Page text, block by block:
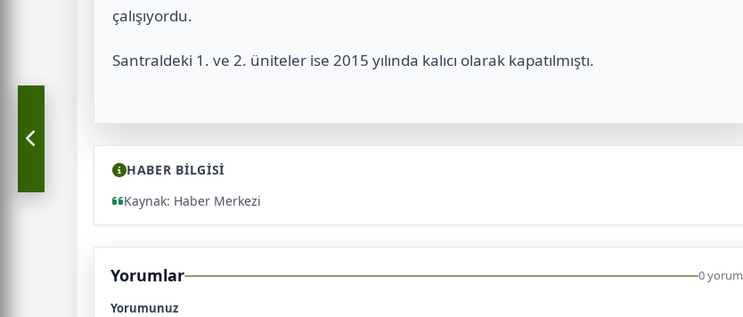
çalışıyordu.
Santraldeki 1. ve 2. üniteler ise 2015 yılında kalıcı olarak kapatılmıştı.
HABER BİLGİSİ
Kaynak: Haber Merkezi
Yorumlar 0 yorum
Yorumunuz